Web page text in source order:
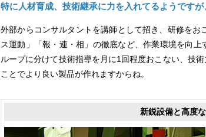
特に人材育成、技術継承に力を入れてるようです
外部からコンサルタントを講師として招き、研修を
ス運動」「報・連・相」の徹底など、作業環境を向
ループに分けて技術指導を月に1回程度おこない、技
ことでより良い製品が作れますからね。
新鋭設備と高度